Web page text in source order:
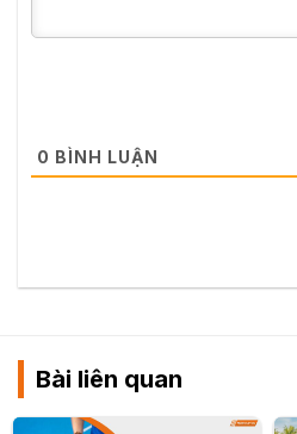
0 BÌNH LUẬN
Bài liên quan